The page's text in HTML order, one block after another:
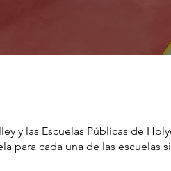
y las Escuelas Públicas de
para cada una de las escuelas